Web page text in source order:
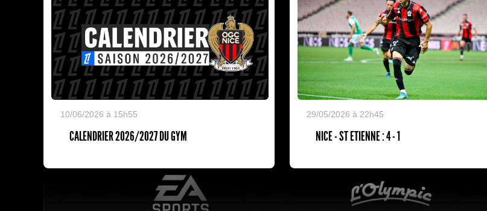
10/06/2026 à 15h55
CALENDRIER 2026/2027 DU GYM
29/05/2026 à 22h45
NICE - ST ETIENNE : 4 - 1